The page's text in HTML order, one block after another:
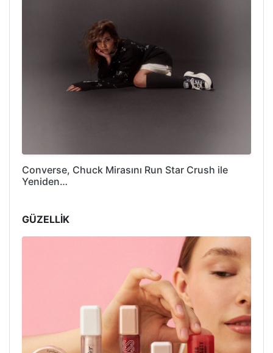
Converse, Chuck Mirasını Run Star Crush ile
Yeniden…
GÜZELLİK